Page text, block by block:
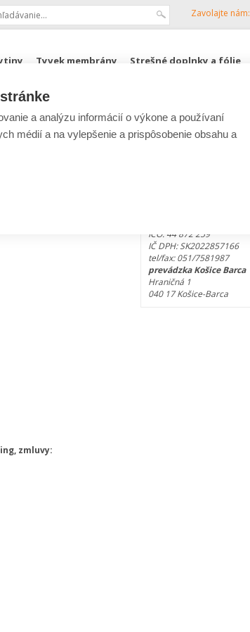
Zavolajte nám:
Tyvek membrány Strešné doplnky a fólie
Podkrovné schody FAKRO
zmluvy:
IČO: 44 872 259
IČ DPH: SK2022857166
tel/fax: 051/7581987
prevádzka Košice Barca
Hraničná 1
040 17 Košice-Barca
a analýzu informácií o výkone a používaní
médií a na vylepšenie a prispôsobenie obsahu a